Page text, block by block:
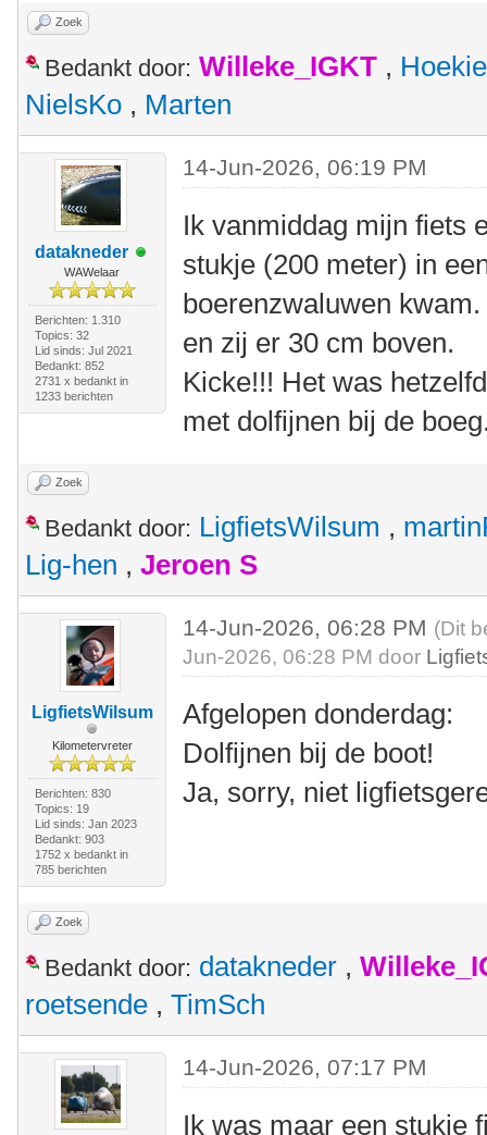
Zoek
Bedankt door: Willeke_IGKT , Hoekie
NielsKo , Marten
datakneder
WAWelaar
Berichten: 1.310
Topics: 32
Lid sinds: Jul 2021
Bedankt: 852
2731 x bedankt in
1233 berichten
14-Jun-2026, 06:19 PM
Ik vanmiddag mijn fiets
stukje (200 meter) in
boerenzwaluwen
en zij er 30 cm boven.
Kicke!!! Het was
met dolfijnen bij de
Zoek
Bedankt door: LigfietsWilsum ,
Lig-hen , Jeroen S
LigfietsWilsum
Kilometervreter
Berichten: 830
Topics: 19
Lid sinds: Jan 2023
Bedankt: 903
1752 x bedankt in
785 berichten
14-Jun-2026, 06:28 PM (Dit
Jun-2026, 06:28 PM door
Afgelopen donderdag:
Dolfijnen bij de boot!
Ja, sorry, niet
Zoek
Bedankt door: datakneder ,
roetsende , TimSch
14-Jun-2026, 07:17 PM
Ik was maar een stukje